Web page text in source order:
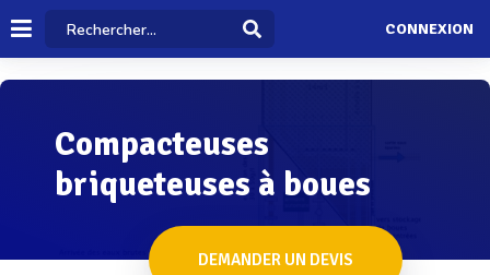
CONNEXION
Compacteuses
briqueteuses à boues
DEMANDER UN DEVIS